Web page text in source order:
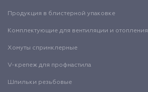
Продукция в блистерной упаковке
Комплектующие для вентиляции и отопления
Хомуты спринклерные
V-крепеж для профнастила
Шпильки резьбовые